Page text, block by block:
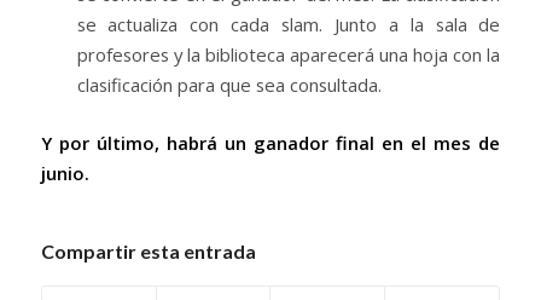
se actualiza con cada slam. Junto a la sala de
profesores y la biblioteca aparecerá una hoja con la
clasificación para que sea consultada.
Y por último, habrá un ganador final en el mes de
junio.
Compartir esta entrada